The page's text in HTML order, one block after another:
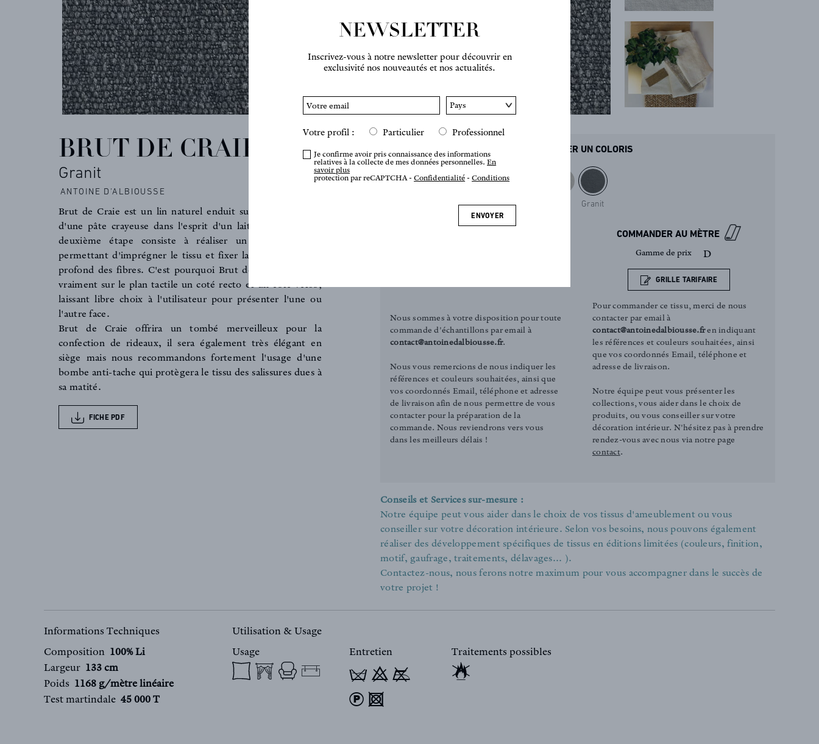
CONTACT
ACTUALITES
Survolez pour zoomer
BRUT DE CRAIE
Granit
ANTOINE D'ALBIOUSSE
Brut de Craie est un lin naturel enduit sur sa partie recto
d'une pâte crayeuse dans l'esprit d'un lait de chaux. Une
deuxième étape consiste à réaliser un lavage intense
permettant d'imprégner le tissu et fixer la matière au plus
profond des fibres. C'est pourquoi Brut de Craie présente
vraiment sur le plan tactile un coté recto et un coté verso,
laissant libre choix à l'utilisateur pour présenter l'une ou
l'autre face.
Brut de Craie offrira un tombé merveilleux pour la
confection de rideaux, il sera également très élégant en
siège mais nous recommandons fortement l'usage d'une
bombe anti-tache qui protègera le tissu des salissures dues à
sa matité.
FICHE PDF
COMMANDER UN COLORIS
Granit
Nous sommes à votre disposition pour toute
commande d'échantillons par email à
contact@antoinedalbiousse.fr.
Nous vous remercions de nous indiquer les
références et couleurs souhaitées, ainsi que
vos coordonnés Email, téléphone et adresse
de livraison afin de nous permettre de vous
contacter pour la préparation de la
commande. Nous reviendrons vers vous
dans les meilleurs délais !
COMMANDER AU MÈTRE
Gamme de prix D
GRILLE TARIFAIRE
Pour commander ce tissu, merci de nous
contacter par email à
contact@antoinedalbiousse.fren indiquant
les références et couleurs souhaitées, ainsi
que vos coordonnés Email, téléphone et
adresse de livraison.
Notre équipe peut vous présenter les
collections, vous aider dans le choix de
produits, ou vous conseiller sur votre
décoration intérieur. N'hésitez pas à prendre
rendez-vous avec nous via notre page
contact.
Conseils et Services sur-mesure :
Notre équipe peut vous aider dans le choix de vos tissus d'ameublement ou vous
conseiller sur votre décoration intérieure. Selon vos besoins, nous pouvons également
réaliser des développement spécifiques de tissus en éditions limitées (couleurs, finition,
motif, gaufrage, traitements, délavages... ).
Contactez-nous, nous ferons notre maximum pour vous accompagner dans le succès de
votre projet !
Informations Techniques
Composition 100% Li
Largeur 133 cm
Poids 1168 g/mètre linéaire
Test martindale 45 000 T
Utilisation & Usage
Usage
Entretien
T 9 y
) 4
Traitements possibles
NEWSLETTER
Inscrivez-vous à notre newsletter pour découvrir en
exclusivité nos nouveautés et nos actualités.
Votre profil : Particulier Professionnel
Je confirme avoir pris connaissance des informations
relatives à la collecte de mes données personnelles.En
savoir plus
protection par reCAPTCHA -Confidentialité -Conditions
ENVOYER